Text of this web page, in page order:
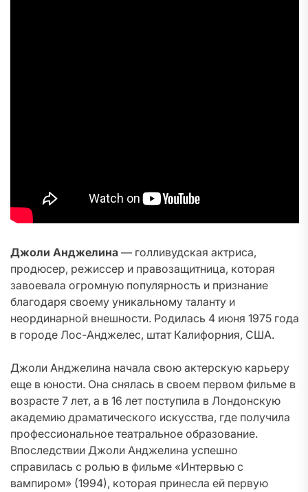
Джоли Анджелина — голливудская актриса,
продюсер, режиссер и правозащитница, которая
завоевала огромную популярность и признание
благодаря своему уникальному таланту и
неординарной внешности. Родилась 4 июня 1975 года
в городе Лос-Анджелес, штат Калифорния, США.
Джоли Анджелина начала свою актерскую карьеру
еще в юности. Она снялась в своем первом фильме в
возрасте 7 лет, а в 16 лет поступила в Лондонскую
академию драматического искусства, где получила
профессиональное театральное образование.
Впоследствии Джоли Анджелина успешно
справилась с ролью в фильме «Интервью с
вампиром» (1994), которая принесла ей первую